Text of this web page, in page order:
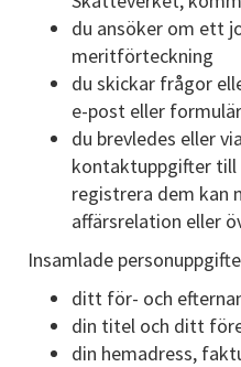
du ansöker om ett
meritförteckning
du skickar frågor
e-post eller formulär
du brevledes eller
kontaktuppgifter till
registrera dem kan
affärsrelation eller
Insamlade
ditt för- och
din titel och ditt
din hemadress,